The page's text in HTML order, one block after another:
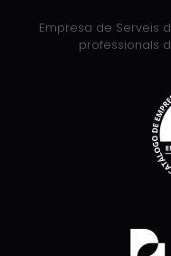
Empresa de Serveis
professionals